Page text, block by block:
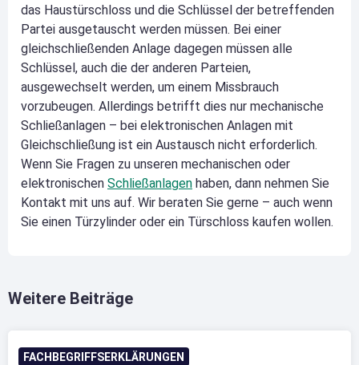
das Haustürschloss und die Schlüssel der betreffenden
Partei ausgetauscht werden müssen. Bei einer
gleichschließenden Anlage dagegen müssen alle
Schlüssel, auch die der anderen Parteien,
ausgewechselt werden, um einem Missbrauch
vorzubeugen. Allerdings betrifft dies nur mechanische
Schließanlagen – bei elektronischen Anlagen mit
Gleichschließung ist ein Austausch nicht erforderlich.
Wenn Sie Fragen zu unseren mechanischen oder
elektronischen Schließanlagen haben, dann nehmen Sie
Kontakt mit uns auf. Wir beraten Sie gerne – auch wenn
Sie einen Türzylinder oder ein Türschloss kaufen wollen.
Weitere Beiträge
FACHBEGRIFFSERKLÄRUNGEN